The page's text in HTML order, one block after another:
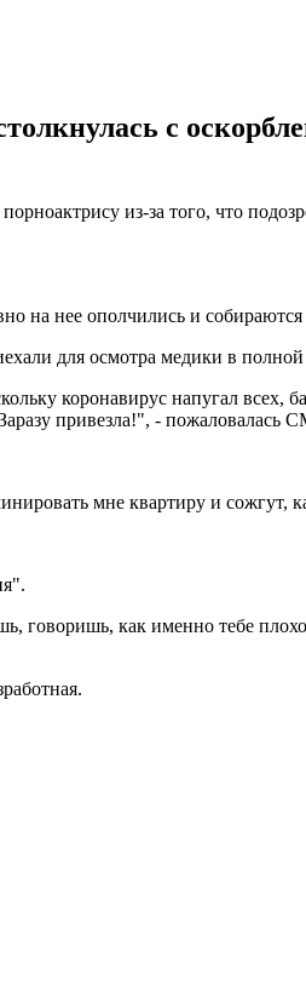
с
из-за того, что
на нее ополчились и собираются
для осмотра медики в
коронавирус напугал всех,
привезла!", - пожаловалась
мне квартиру и сожгут,
говоришь, как именно тебе